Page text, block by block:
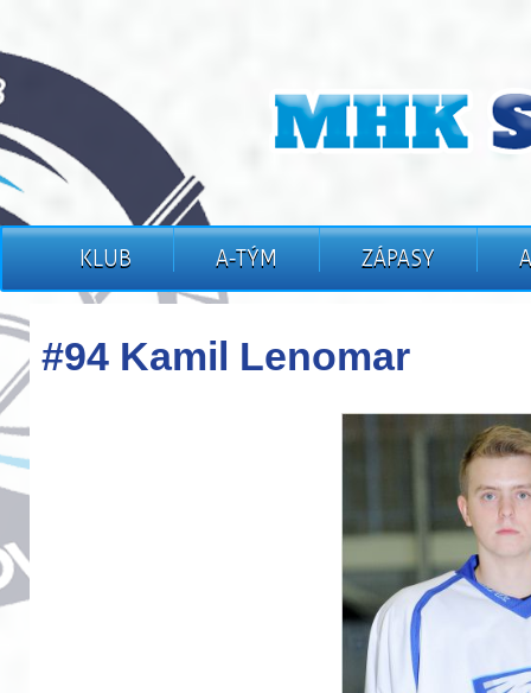
KLUB A-TÝM ZÁPASY
#94 Kamil Lenomar